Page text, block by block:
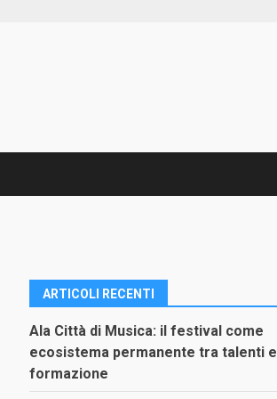
ARTICOLI RECENTI
Ala Città di Musica: il festival come
ecosistema permanente tra talenti e
formazione